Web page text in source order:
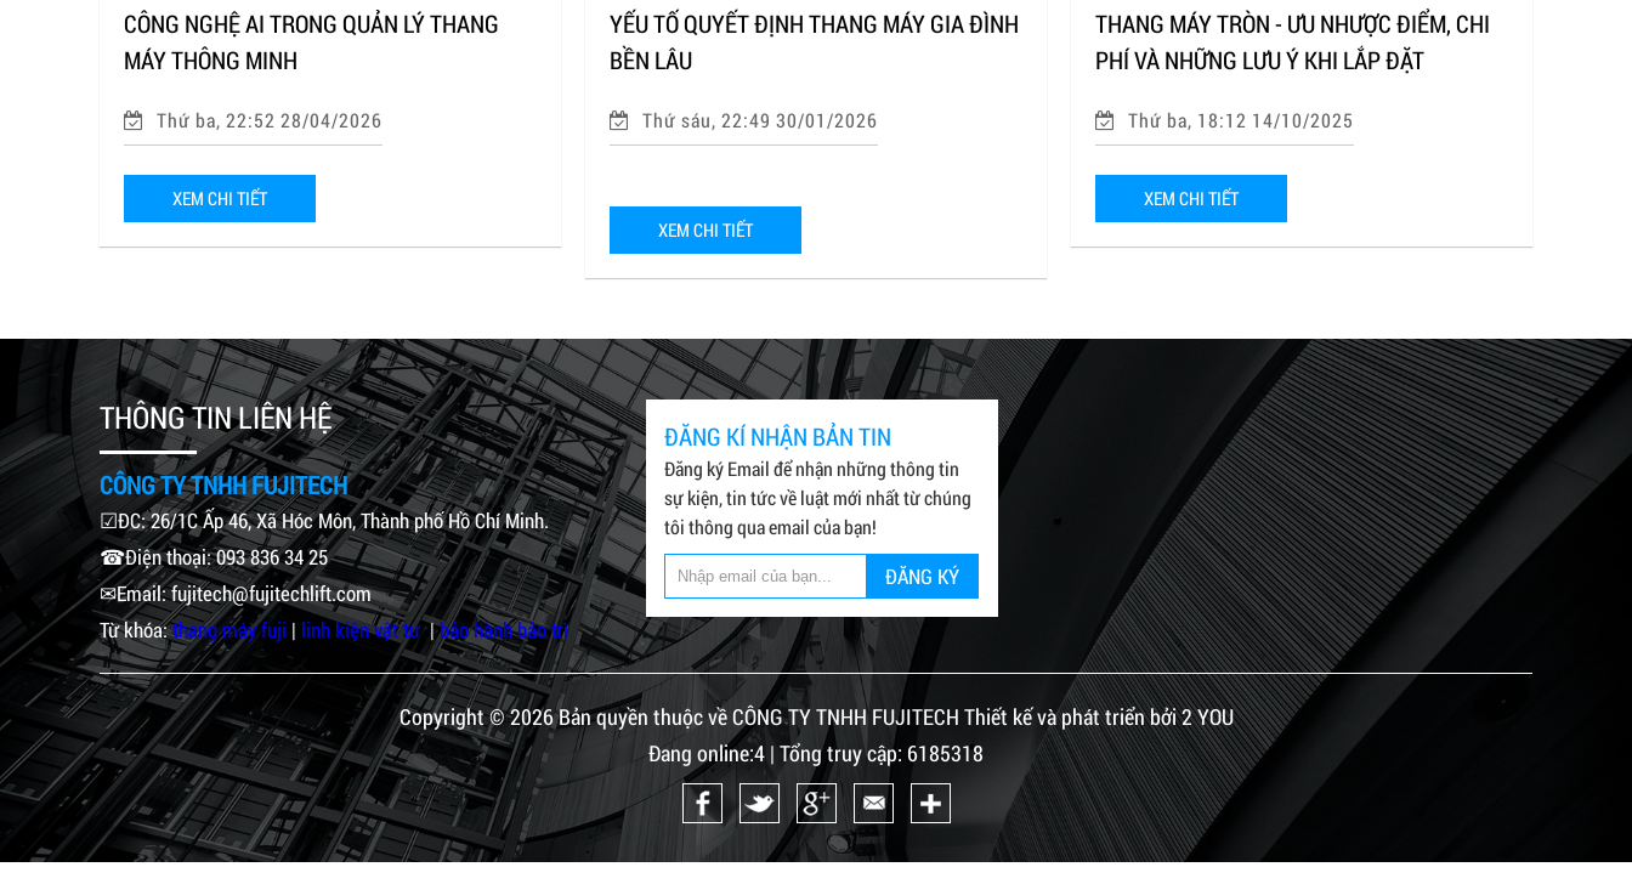
CÔNG NGHỆ AI TRONG QUẢN LÝ THANG
MÁY THÔNG MINH
Thứ ba, 22:52 28/04/2026
XEM CHI TIẾT
YẾU TỐ QUYẾT ĐỊNH THANG MÁY GIA ĐÌNH
BỀN LÂU
Thứ sáu, 22:49 30/01/2026
XEM CHI TIẾT
THANG MÁY TRÒN - ƯU NHƯỢC ĐIỂM, CHI
PHÍ VÀ NHỮNG LƯU Ý KHI LẮP ĐẶT
Thứ ba, 18:12 14/10/2025
XEM CHI TIẾT
THÔNG TIN LIÊN HỆ
CÔNG TY TNHH FUJITECH
☑ĐC: 26/1C Ấp 46, Xã Hóc Môn, Thành phố Hồ Chí Minh.
☎Điện thoại: 093 836 34 25
✉Email: fujitech@fujitechlift.com
Từ khóa:thang máy fuji | linh kiện vật tư|bảo hành bảo trì
ĐĂNG KÍ NHẬN BẢN TIN
Đăng ký Email để nhận những thông tin
sự kiện, tin tức về luật mới nhất từ chúng
tôi thông qua email của bạn!
ĐĂNG KÝ
Copyright © 2026 Bản quyền thuộc về CÔNG TY TNHH FUJITECH Thiết kế và phát triển bởi 2 YOU
Đang online:4 | Tổng truy cập: 6185318